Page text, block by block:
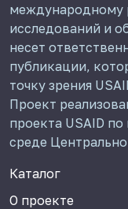
международному
исследований и
несет
публикации,
точку зрения
Проект
проекта USAID
среде
Каталог
О проекте